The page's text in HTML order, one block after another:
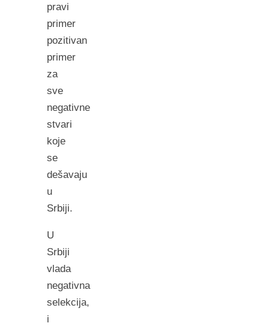
pravi
primer
pozitivan
primer
za
sve
negativne
stvari
koje
se
dešavaju
u
Srbiji.
U
Srbiji
vlada
negativna
selekcija,
i